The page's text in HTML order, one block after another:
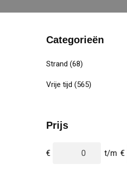
Categorieën
Strand (68)
Vrije tijd (565)
Prijs
€ t/m €